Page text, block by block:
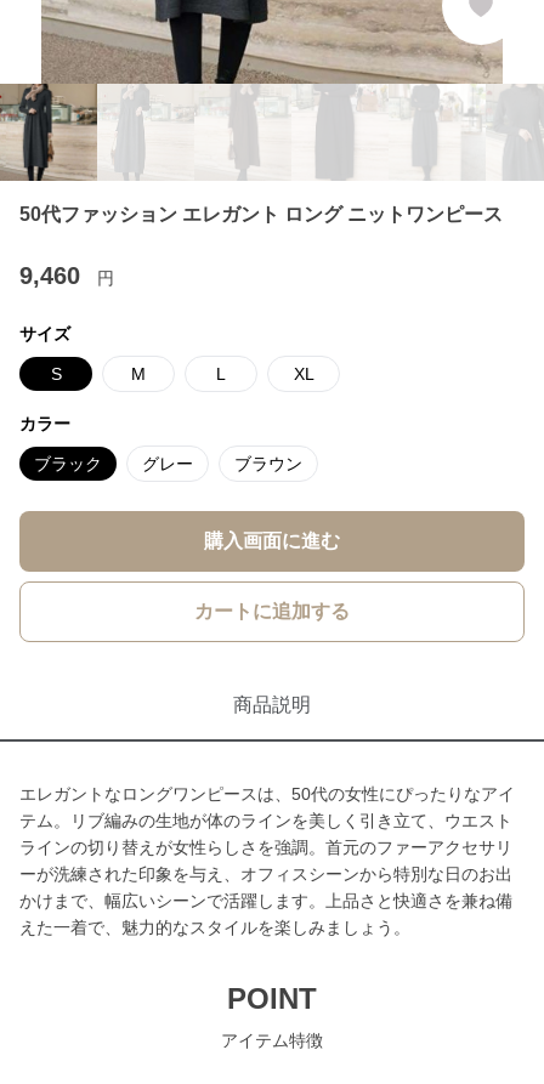
50代ファッション エレガント ロング ニットワンピース
9,460 円
サイズ
S M L XL
カラー
ブラック グレー ブラウン
購入画面に進む
カートに追加する
商品説明
エレガントなロングワンピースは、50代の女性にぴったりなアイ
テム。リブ編みの生地が体のラインを美しく引き立て、ウエスト
ラインの切り替えが女性らしさを強調。首元のファーアクセサリ
ーが洗練された印象を与え、オフィスシーンから特別な日のお出
かけまで、幅広いシーンで活躍します。上品さと快適さを兼ね備
えた一着で、魅力的なスタイルを楽しみましょう。
POINT
アイテム特徴